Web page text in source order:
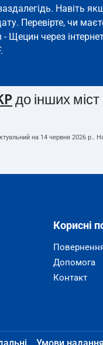
Навіть
Перевірте, чи
- Щецин через
до інших міст
на 14 червня 2026 р..
Корисні
Допомога
Контакт